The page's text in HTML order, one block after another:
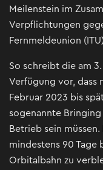
Meilenstein im
Verpflichtungen
Fernmeldeunion
So schreibt die am
Verfügung vor, dass
Februar 2023 bis
sogenannte Bringing
Betrieb sein
mindestens 90
Orbitalbahn zu